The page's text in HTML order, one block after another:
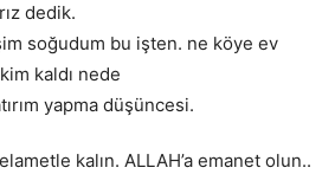
dedik.
soğudum bu işten. ne köye ev
kaldı nede
yapma düşüncesi.
kalın. ALLAH’a emanet olun..